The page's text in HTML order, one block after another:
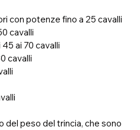
con potenze fino a 25 cavalli
cavalli
ai 70 cavalli
cavalli
peso del trincia, che sono